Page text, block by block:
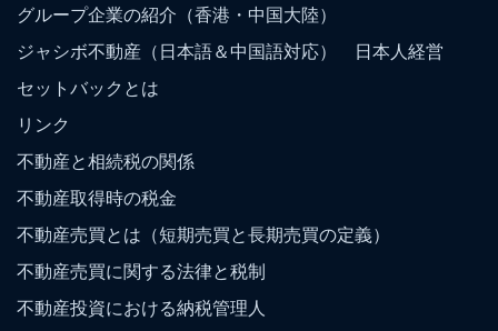
グループ企業の紹介（香港・中国大陸）
ジャシボ不動産（日本語＆中国語対応） 日本人経営
セットバックとは
リンク
不動産と相続税の関係
不動産取得時の税金
不動産売買とは（短期売買と長期売買の定義）
不動産売買に関する法律と税制
不動産投資における納税管理人